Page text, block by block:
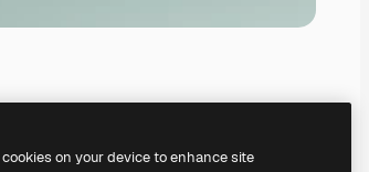
on your device to enhance site